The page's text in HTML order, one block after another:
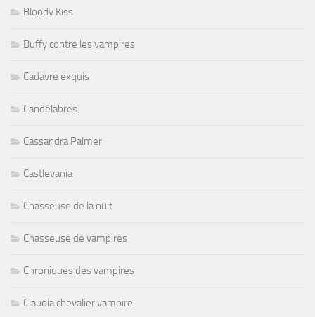
Bloody Kiss
Buffy contre les vampires
Cadavre exquis
Candélabres
Cassandra Palmer
Castlevania
Chasseuse de la nuit
Chasseuse de vampires
Chroniques des vampires
Claudia chevalier vampire